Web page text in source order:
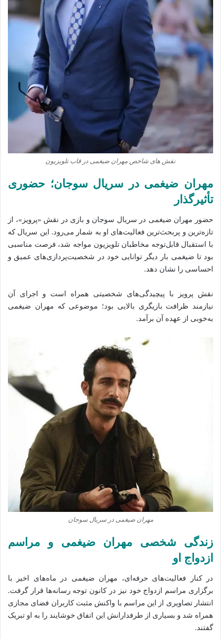
نقش‌ های شاخص مهران ضیغمی در قاب تلویزیون
مهران ضیغمی در سریال سوجان؛ حضوری
تأثیرگذار
حضور مهران ضیغمی در سریال سوجان و بازی در نقش «پرویز»، از
تازه‌ترین و پربحث‌ترین فعالیت‌های او به شمار می‌رود. این سریال که
با استقبال قابل‌توجه مخاطبان تلویزیون مواجه شد، فرصت مناسبی
بود تا ضیغمی بار دیگر توانایی خود در شخصیت‌پردازی‌های عمیق و
احساسی را نشان دهد.
نقش پرویز با پیچیدگی‌های شخصیتی همراه است و اجرای آن
نیازمند ظرافت بازیگری بالایی بود؛ موضوعی که مهران ضیغمی
به‌خوبی از عهده آن برآمد.
مهران ضیغمی در سریال سوجان
زندگی شخصی مهران ضیغمی و مراسم
ازدواج او
در کنار فعالیت‌های حرفه‌ای، مهران ضیغمی در ماه‌های اخیر با
برگزاری مراسم ازدواج خود نیز در کانون توجه رسانه‌ها قرار گرفت.
انتشار تصاویری از این مراسم با واکنش مثبت کاربران فضای مجازی
همراه شد و بسیاری از طرفدارانش این اتفاق خوشایند را به او تبریک
گفتند.